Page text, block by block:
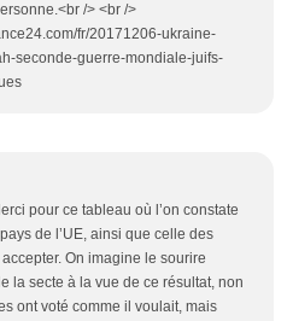
/> <br />
fr/20171206-ukraine-
seconde-guerre-mondiale-juifs-
pour ce tableau où l’on constate
de l’UE, ainsi que celle des
On imagine le sourire
la secte à la vue de ce résultat, non
ont voté comme il voulait, mais